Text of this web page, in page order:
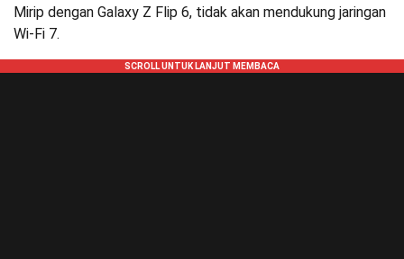
Mirip dengan Galaxy Z Flip 6, tidak akan mendukung jaringan
Wi-Fi 7.